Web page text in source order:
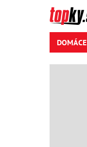
DOMÁCE